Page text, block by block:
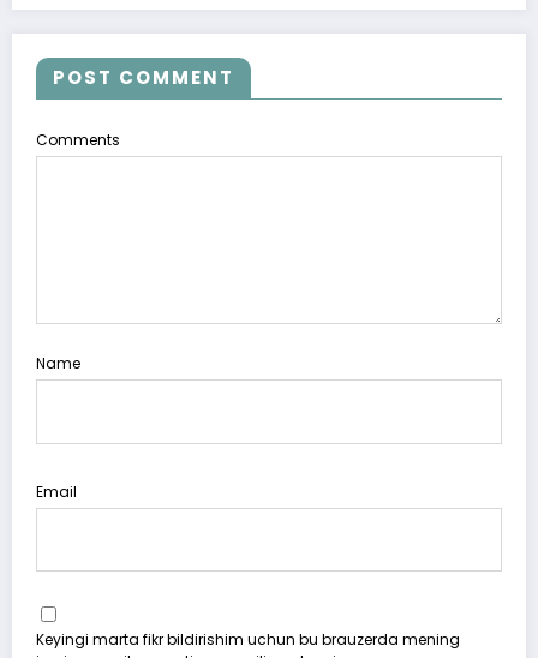
POST COMMENT
Comments
Name
Email
Keyingi marta fikr bildirishim uchun bu brauzerda mening